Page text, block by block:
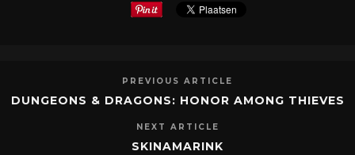
PREVIOUS ARTICLE
DUNGEONS & DRAGONS: HONOR AMONG THIEVES
NEXT ARTICLE
SKINAMARINK